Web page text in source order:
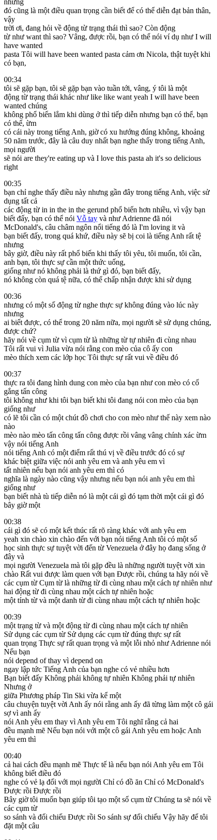
đó cũng là một điều quan trọng cần biết để có thể diễn đạt bản thân,
vậy
trời ơi, đang hỏi về động từ trạng thái thì sao? Còn động
từ như want thì sao? Vâng, được rồi, bạn có thể nói ví dụ như I will
have wanted
pasta Tôi will have been wanted pasta cảm ơn Nicola, thật tuyệt khi
có bạn,
00:34
tôi sẽ gặp bạn, tôi sẽ gặp bạn vào tuần tới, vâng, ý tôi là một
động từ trạng thái khác như like like want yeah I will have been
wanted chúng
không phổ biến lắm khi dùng ở thì tiếp diễn nhưng bạn có thể, bạn
có thể, ừm
có cái này trong tiếng Anh, giờ có xu hướng đúng không, khoảng
50 năm trước, đây là câu duy nhất bạn nghe thấy trong tiếng Anh,
mọi người
sẽ nói are they're eating up và I love this pasta ah it's so delicious
right
00:35
bạn chỉ nghe thấy điều này nhưng gần đây trong tiếng Anh, việc sử
dụng tất cả
các động từ in in the in the gerund phổ biến hơn nhiều, vì vậy bạn
biết đấy, bạn có thể nói Vỗ tay và như Adrienne đã nói
McDonald's, câu châm ngôn nổi tiếng đó là I'm loving it và
bạn biết đấy, trong quá khứ, điều này sẽ bị coi là tiếng Anh rất tệ
nhưng
bây giờ, điều này rất phổ biến khi thấy tôi yêu, tôi muốn, tôi cần,
anh bạn, tôi thực sự cần một thức uống,
giống như nó không phải là thứ gì đó, bạn biết đấy,
nó không còn quá tệ nữa, có thể chấp nhận được khi sử dụng
00:36
nhưng có một số động từ nghe thực sự không đúng vào lúc này
nhưng
ai biết được, có thể trong 20 năm nữa, mọi người sẽ sử dụng chúng,
được chứ?
hãy nói về cụm từ vì cụm từ là những từ tự nhiên đi cùng nhau
Tôi rất vui vì Julia vừa nói rằng con mèo của cô ấy con
mèo thích xem các lớp học Tôi thực sự rất vui về điều đó
00:37
thực ra tôi đang hình dung con mèo của bạn như con mèo có cố
gắng tấn công
tôi không như khi tôi bạn biết khi tôi đang nói con mèo của bạn
giống như
có lẽ tôi cần có một chút đồ chơi cho con mèo như thế này xem nào
nào
mèo nào mèo tấn công tấn công được rồi vâng vâng chính xác ừm
vậy nói tiếng Anh
nói tiếng Anh có một điểm rất thú vị về điều trước đó có sự
khác biệt giữa việc nói anh yêu em và anh yêu em vì
tất nhiên nếu bạn nói anh yêu em thì có
nghĩa là ngày nào cũng vậy nhưng nếu bạn nói anh yêu em thì
giống như
bạn biết nhà tù tiếp diễn nó là một cái gì đó tạm thời một cái gì đó
bây giờ một
00:38
cái gì đó sẽ có một kết thúc rất rõ ràng khác với anh yêu em
yeah xin chào xin chào đến với bạn nói tiếng Anh tôi có một số
học sinh thực sự tuyệt vời đến từ Venezuela ở đây họ đang sống ở
đây và
mọi người Venezuela mà tôi gặp đều là những người tuyệt vời xin
chào Rất vui được làm quen với bạn Được rồi, chúng ta hãy nói về
các cụm từ Cụm từ là những từ đi cùng nhau một cách tự nhiên như
hai động từ đi cùng nhau một cách tự nhiên hoặc
một tính từ và một danh từ đi cùng nhau một cách tự nhiên hoặc
00:39
một trạng từ và một động từ đi cùng nhau một cách tự nhiên
Sử dụng các cụm từ Sử dụng các cụm từ đúng thực sự rất
quan trọng Thực sự rất quan trọng và một lỗi nhỏ như Adrienne nói
Nếu bạn
nói depend of thay vì depend on
ngay lập tức Tiếng Anh của bạn nghe có vẻ nhiều hơn
Bạn biết đấy Không phải không tự nhiên Không phải tự nhiên
Nhưng ở
giữa Phương pháp Tin Ski vừa kể một
câu chuyện tuyệt vời Anh ấy nói rằng anh ấy đã từng làm một cô gái
sợ vì anh ấy
nói Anh yêu em thay vì Anh yêu em Tôi nghĩ rằng cả hai
đều mạnh mẽ Nếu bạn nói với một cô gái Anh yêu em hoặc Anh
yêu em thì
00:40
cả hai cách đều mạnh mẽ Thực tế là nếu bạn nói Anh yêu em Tôi
không biết điều đó
nghe có vẻ lạ đối với mọi người Chỉ có đồ ăn Chỉ có McDonald's
Được rồi Được rồi
Bây giờ tôi muốn bạn giúp tôi tạo một số cụm từ Chúng ta sẽ nói về
các cụm từ
so sánh và đối chiếu Được rồi So sánh sự đối chiếu Vậy hãy để tôi
đặt một câu